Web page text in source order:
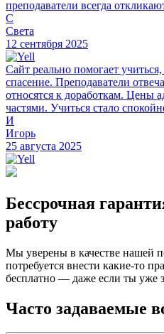
преподаватели всегда
С
Света
12 сентября 2025
Сайт реально помогает
спасение. Преподаватели
относятся к доработкам. Цены
частями. Учиться стало
И
Игорь
25 августа 2025
Бессрочная
работу
Мы уверены в качестве нашей
потребуется внести какие-то
бесплатно — даже если ты уже
Часто задаваемые